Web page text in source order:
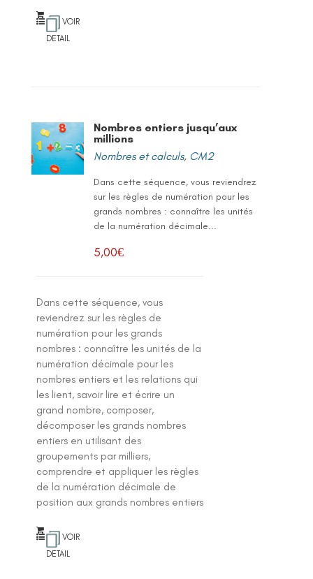
VOIR
DETAIL
Nombres entiers jusqu’aux
millions
Nombres et calculs, CM2
Dans cette séquence, vous reviendrez
sur les règles de numération pour les
grands nombres : connaître les unités
de la numération décimale...
5,00€
Dans cette séquence, vous
reviendrez sur les règles de
numération pour les grands
nombres : connaître les unités de la
numération décimale pour les
nombres entiers et les relations qui
les lient, savoir lire et écrire un
grand nombre, composer,
décomposer les grands nombres
entiers en utilisant des
groupements par milliers,
comprendre et appliquer les règles
de la numération décimale de
position aux grands nombres entiers
VOIR
DETAIL